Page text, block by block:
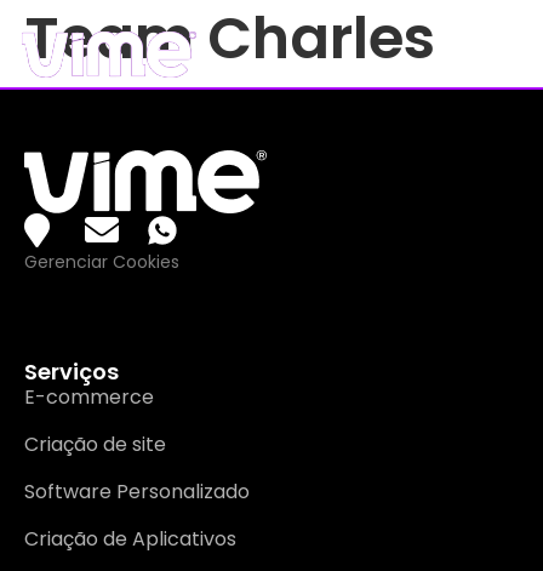
Team Charles
Gerenciar Cookies
Serviços
E-commerce
Criação de site
Software Personalizado
Criação de Aplicativos